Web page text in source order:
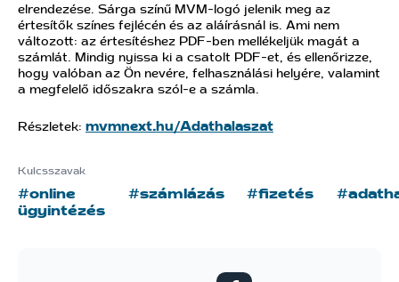
elrendezése. Sárga színű MVM-logó jelenik meg az
értesítők színes fejlécén és az aláírásnál is. Ami nem
változott: az értesítéshez PDF-ben mellékeljük magát a
számlát. Mindig nyissa ki a csatolt PDF-et, és ellenőrizze,
hogy valóban az Ön nevére, felhasználási helyére, valamint
a megfelelő időszakra szól-e a számla.
Részletek: mvmnext.hu/Adathalaszat
Kulcsszavak
#online
ügyintézés
#számlázás #fizetés